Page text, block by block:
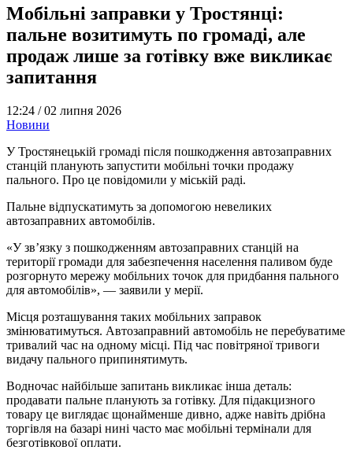
Мобільні заправки у Тростянці:
пальне возитимуть по громаді, але
продаж лише за готівку вже викликає
запитання
12:24 /02 липня 2026
Новини
У Тростянецькій громаді після пошкодження автозаправних
станцій планують запустити мобільні точки продажу
пального. Про це повідомили у міській раді.
Пальне відпускатимуть за допомогою невеликих
автозаправних автомобілів.
«У зв’язку з пошкодженням автозаправних станцій на
території громади для забезпечення населення паливом буде
розгорнуто мережу мобільних точок для придбання пального
для автомобілів», — заявили у мерії.
Місця розташування таких мобільних заправок
змінюватимуться. Автозаправний автомобіль не перебуватиме
тривалий час на одному місці. Під час повітряної тривоги
видачу пального припинятимуть.
Водночас найбільше запитань викликає інша деталь:
продавати пальне планують за готівку. Для підакцизного
товару це виглядає щонайменше дивно, адже навіть дрібна
торгівля на базарі нині часто має мобільні термінали для
безготівкової оплати.